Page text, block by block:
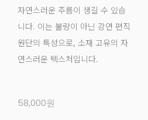
자연스러운 주름이 생길 수 있습
니다. 이는 불량이 아닌 강연 편직
원단의 특성으로, 소재 고유의 자
연스러운 텍스처입니다.
58,000원